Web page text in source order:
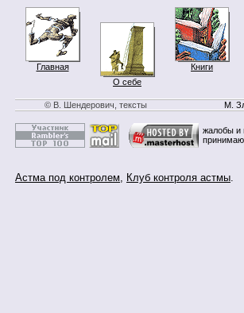
Главная
О себе
Книги
© В. Шендерович, тексты М.
жалобы и
Астма под контролем, Клуб контроля астмы.